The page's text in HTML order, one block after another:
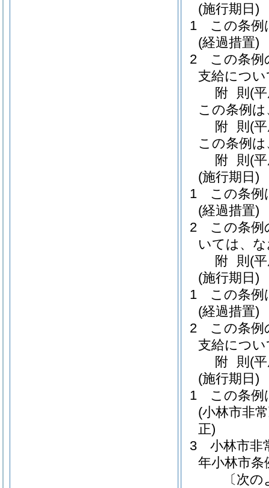
(施行期日)
1
この条例
(経過措置)
2
この条例
支給につ
附 則 (
この条例
附 則 (
この条例
附 則 (
(施行期日)
1
この条例
(経過措置)
2
この条例
いては、
附 則 (
(施行期日)
1
この条例
(経過措置)
2
この条例
支給につ
附 則 (
(施行期日)
1
この条例
(小林市非
正)
3
小林市非
年小林市条
〔次